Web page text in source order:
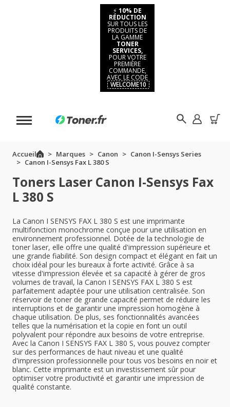
⚡ 10% DE
RÉDUCTION
SUR TOUS LES
PRODUITS DE
LA GAMME
TONER
SERVICES,
POUR VOTRE
PREMIÈRE
COMMANDE,
AVEC LE CODE
WELCOME10
Accueil Marques Canon
Canon I-Sensys Series
Canon I-Sensys Fax L 380 S
Toners Laser Canon I-Sensys Fax
L 380 S
La Canon I SENSYS FAX L 380 S est une imprimante
multifonction monochrome conçue pour une utilisation en
environnement professionnel. Dotée de la technologie de
toner laser, elle offre une qualité d'impression supérieure et
une grande fiabilité. Son design compact et élégant en fait un
choix idéal pour les bureaux à forte activité. Grâce à sa
vitesse d'impression élevée et sa capacité à gérer de gros
volumes de travail, la Canon I SENSYS FAX L 380 S est
parfaitement adaptée pour une utilisation centralisée. Son
réservoir de toner de grande capacité permet de réduire les
interruptions et de garantir une impression homogène à
chaque utilisation. De plus, ses fonctionnalités avancées
telles que la numérisation et la copie en font un outil
polyvalent pour répondre aux besoins de votre entreprise.
Avec la Canon I SENSYS FAX L 380 S, vous pouvez compter
sur des performances de haut niveau et une qualité
d'impression professionnelle pour tous vos besoins en noir et
blanc. Cette imprimante est un investissement sûr pour
optimiser votre productivité et garantir une impression de
qualité constante.